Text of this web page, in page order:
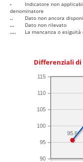
-
Indicatore non
denominatore
..
Dato non ancora
...
Dato non rilevato
....
La mancanza o
Differenziali
90
95
100
105
110
115
95.6